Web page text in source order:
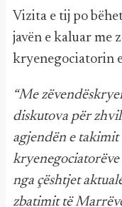
Vizita e tij po
javën e kaluar me
kryenegociatorin
“Me
diskutova për
agjendën e takimit
kryenegociatorëve
nga çështjet
zbatimit të